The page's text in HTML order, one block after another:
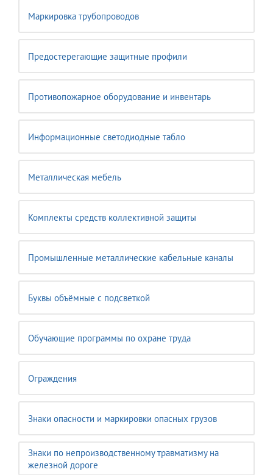
Маркировка трубопроводов
Предостерегающие защитные профили
Противопожарное оборудование и инвентарь
Информационные светодиодные табло
Металлическая мебель
Комплекты средств коллективной защиты
Промышленные металлические кабельные каналы
Буквы объёмные с подсветкой
Обучающие программы по охране труда
Ограждения
Знаки опасности и маркировки опасных грузов
Знаки по непроизводственному травматизму на
железной дороге